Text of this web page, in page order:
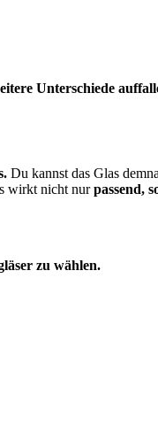
Unterschiede
Du kannst das Glas
wirkt nicht nurpassend,
zu wählen.